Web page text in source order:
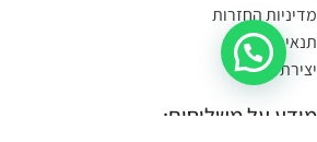
מדיניות החזרות
תנאי שימוש
יצירת קשר
מידע על משלוחים: